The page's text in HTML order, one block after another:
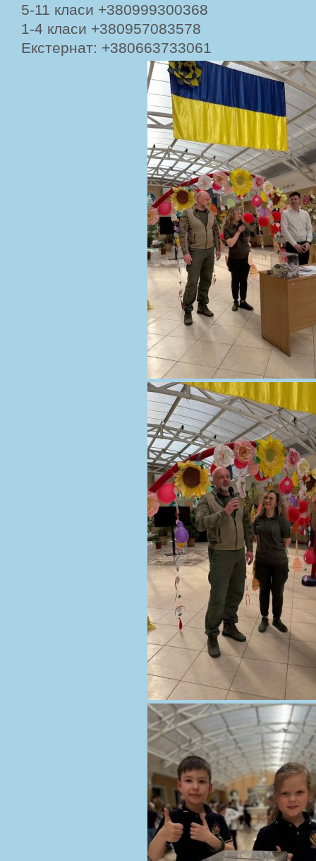
5-11 класи +380999300368
1-4 класи +380957083578
Екстернат: +380663733061